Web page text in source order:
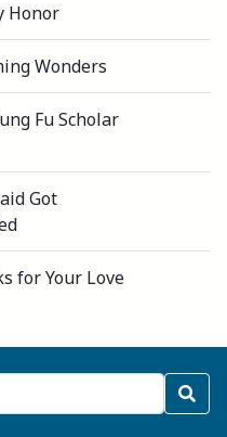
Honor
Wonders
Fu Scholar
Got
for Your Love